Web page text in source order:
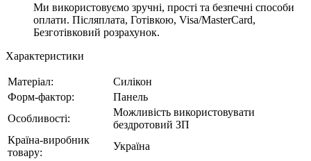
Ми використовуємо зручні, прості та безпечні способи
оплати. Післяплата, Готівкою, Visa/MasterCard,
Безготівковий розрахунок.
Характеристики
Матеріал:
Силікон
Форм-фактор:
Панель
Особливості:
Можливість використовувати
бездротовий ЗП
Країна-виробник
товару:
Україна